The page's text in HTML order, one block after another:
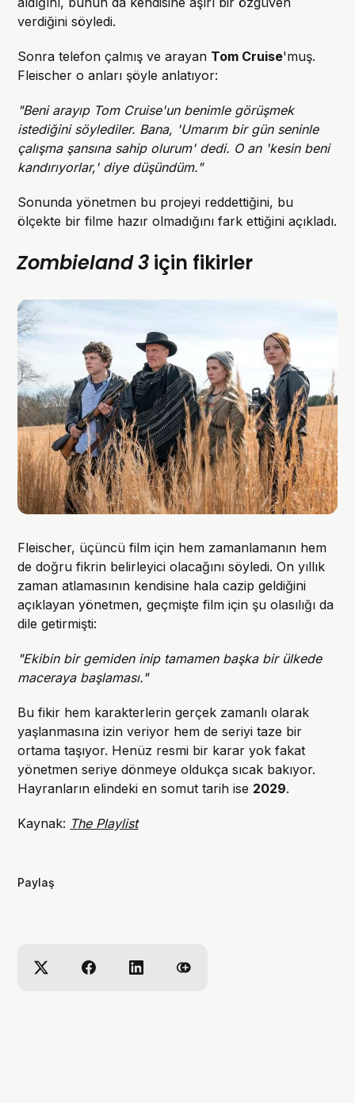
verdiğini söyledi.
Sonra telefon çalmış ve arayan Tom Cruise'muş.
Fleischer o anları şöyle anlatıyor:
"Beni arayıp Tom Cruise'un benimle görüşmek
istediğini söylediler. Bana, 'Umarım bir gün seninle
çalışma şansına sahip olurum' dedi. O an 'kesin beni
kandırıyorlar,' diye düşündüm."
Sonunda yönetmen bu projeyi reddettiğini, bu
ölçekte bir filme hazır olmadığını fark ettiğini açıkladı.
Zombieland 3 için fikirler
Fleischer, üçüncü film için hem zamanlamanın hem
de doğru fikrin belirleyici olacağını söyledi. On yıllık
zaman atlamasının kendisine hala cazip geldiğini
açıklayan yönetmen, geçmişte film için şu olasılığı da
dile getirmişti:
"Ekibin bir gemiden inip tamamen başka bir ülkede
maceraya başlaması."
Bu fikir hem karakterlerin gerçek zamanlı olarak
yaşlanmasına izin veriyor hem de seriyi taze bir
ortama taşıyor. Henüz resmi bir karar yok fakat
yönetmen seriye dönmeye oldukça sıcak bakıyor.
Hayranların elindeki en somut tarih ise 2029.
Kaynak: The Playlist
Paylaş